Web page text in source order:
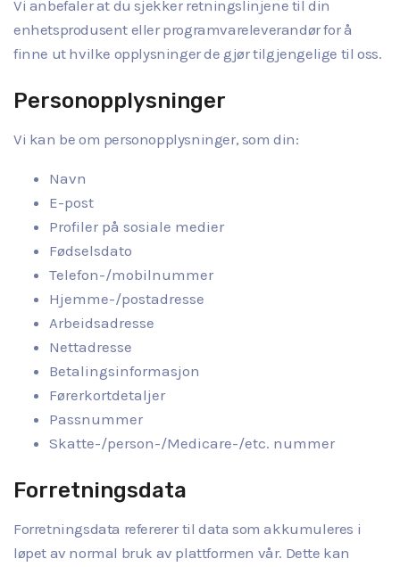
Vi anbefaler at du sjekker retningslinjene til din
enhetsprodusent eller programvareleverandør for å
finne ut hvilke opplysninger de gjør tilgjengelige til oss.
Personopplysninger
Vi kan be om personopplysninger, som din:
Navn
E-post
Profiler på sosiale medier
Fødselsdato
Telefon-/mobilnummer
Hjemme-/postadresse
Arbeidsadresse
Nettadresse
Betalingsinformasjon
Førerkortdetaljer
Passnummer
Skatte-/person-/Medicare-/etc. nummer
Forretningsdata
Forretningsdata refererer til data som akkumuleres i
løpet av normal bruk av plattformen vår. Dette kan